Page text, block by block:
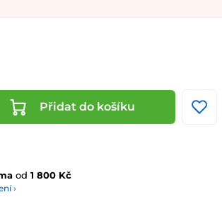
Přidat do košíku
od 1 800 Kč
›